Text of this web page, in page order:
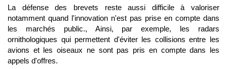
La défense des brevets reste aussi difficile à valoriser
notamment quand l'innovation n'est pas prise en compte dans
les marchés public., Ainsi, par exemple, les radars
ornithologiques qui permettent d'éviter les collisions entre les
avions et les oiseaux ne sont pas pris en compte dans les
appels d'offres.